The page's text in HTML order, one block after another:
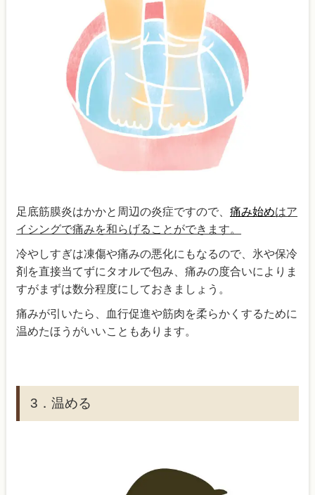
足底筋膜炎はかかと周辺の炎症ですので、痛み始めはア
イシングで痛みを和らげることができます。
冷やしすぎは凍傷や痛みの悪化にもなるので、氷や保冷
剤を直接当てずにタオルで包み、痛みの度合いによりま
すがまずは数分程度にしておきましょう。
痛みが引いたら、血行促進や筋肉を柔らかくするために
温めたほうがいいこともあります。
3．温める